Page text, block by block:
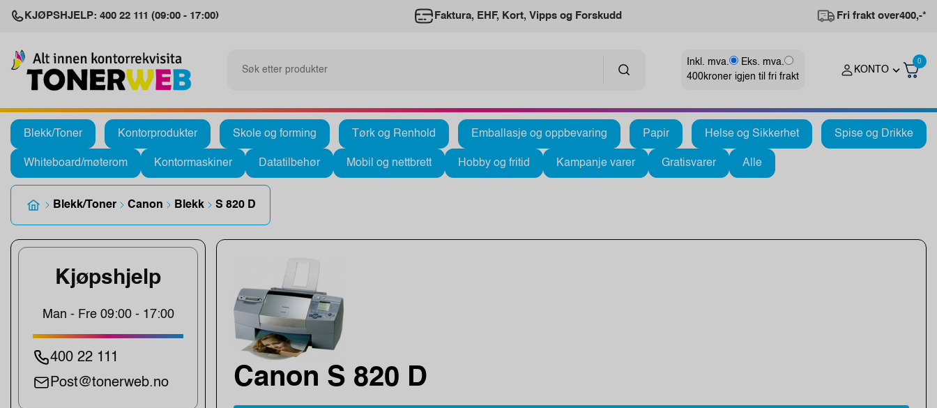
KJØPSHJELP: 400 22 111 (09:00 - 17:00) Faktura, EHF, Kort, Vipps og Forskudd Fri frakt over400,-*
Inkl. mva.
Eks. mva.
400kroner igjen til fri frakt
KONTO
0
Blekk/Toner Kontorprodukter Skole og forming Tørk og Renhold Emballasje og oppbevaring Papir Helse og Sikkerhet Spise og Drikke
Whiteboard/møterom Kontormaskiner Datatilbehør Mobil og nettbrett Hobby og fritid Kampanje varer Gratisvarer Alle
Blekk/Toner Canon Blekk S 820 D
Kjøpshjelp
Man - Fre 09:00 - 17:00
400 22 111
Post@tonerweb.no
Canon S 820 D